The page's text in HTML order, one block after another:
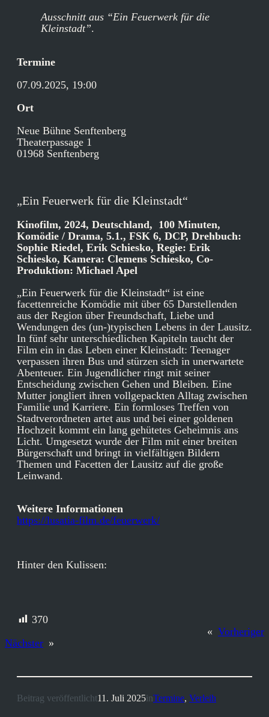
Ausschnitt aus “Ein Feuerwerk für die
Kleinstadt”.
Termine
07.09.2025, 19:00
Ort
Neue Bühne Senftenberg
Theaterpassage 1
01968 Senftenberg
„Ein Feuerwerk für die Kleinstadt“
Kinofilm, 2024, Deutschland, 100 Minuten,
Komödie / Drama, 5.1., FSK 6, DCP, Drehbuch:
Sophie Riedel, Erik Schiesko, Regie: Erik
Schiesko, Kamera: Clemens Schiesko, Co-
Produktion: Michael Apel
„Ein Feuerwerk für die Kleinstadt“ ist eine
facettenreiche Komödie mit über 65 Darstellenden
aus der Region über Freundschaft, Liebe und
Wendungen des (un-)typischen Lebens in der Lausitz.
In fünf sehr unterschiedlichen Kapiteln taucht der
Film ein in das Leben einer Kleinstadt: Teenager
verpassen ihren Bus und stürzen sich in unerwartete
Abenteuer. Ein Jugendlicher ringt mit seiner
Entscheidung zwischen Gehen und Bleiben. Eine
Mutter jongliert ihren vollgepackten Alltag zwischen
Familie und Karriere. Ein formloses Treffen von
Stadtverordneten artet aus und bei einer goldenen
Hochzeit kommt ein lang gehütetes Geheimnis ans
Licht. Umgesetzt wurde der Film mit einer breiten
Bürgerschaft und bringt in vielfältigen Bildern
Themen und Facetten der Lausitz auf die große
Leinwand.
Weitere Informationen
https://lusatia-film.de/feuerwerk/
Hinter den Kulissen:
370
« Vorheriger
Nächster »
Beitrag veröffentlicht11. Juli 2025inTermine, Verleih